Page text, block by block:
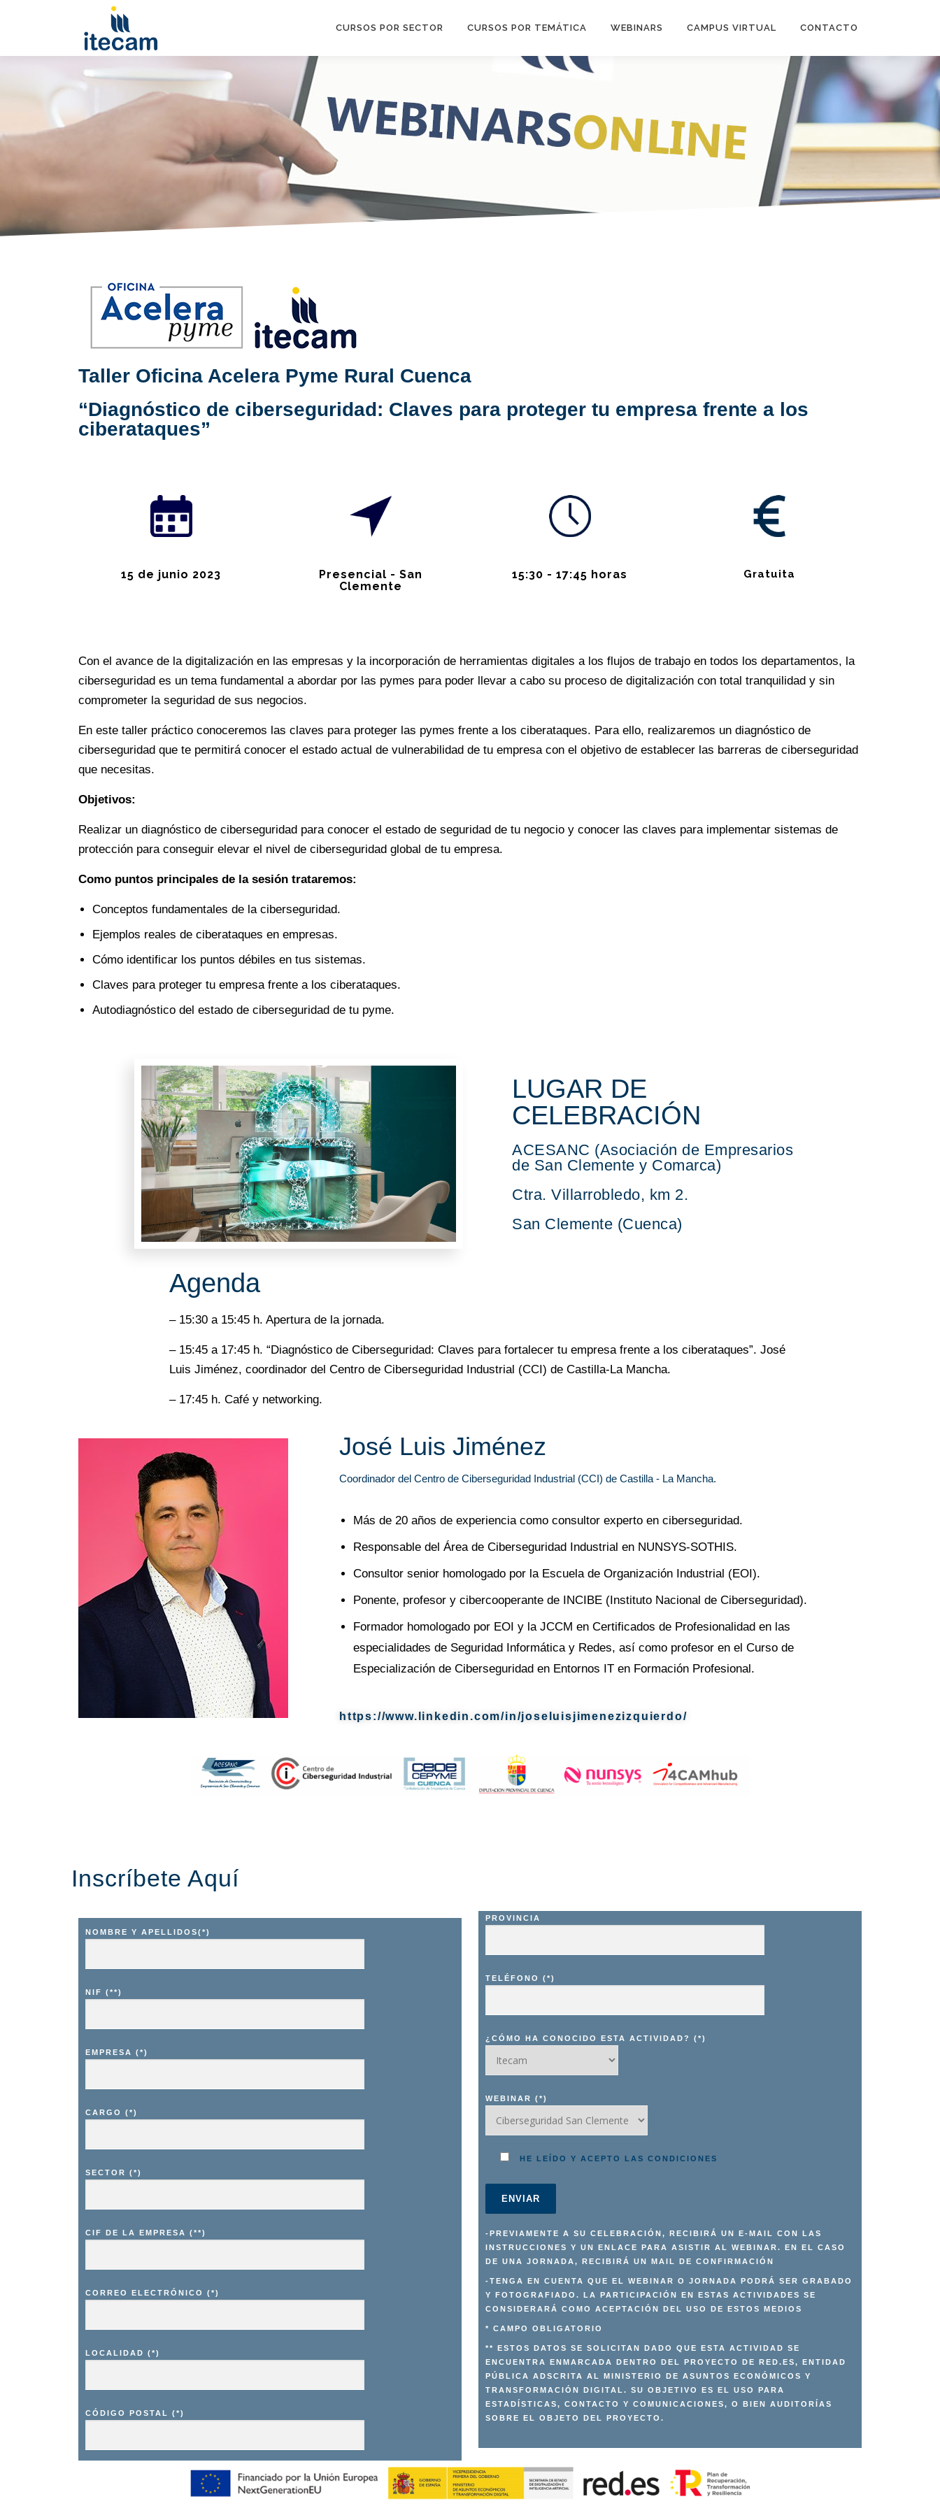
CURSOS POR SECTOR CURSOS POR TEMÁTICA WEBINARS CAMPUS VIRTUAL CONTACTO
Taller Oficina Acelera Pyme Rural Cuenca
“Diagnóstico de ciberseguridad: Claves para proteger tu empresa frente a los
ciberataques”
15 de junio 2023
Presencial - San
Clemente
15:30 - 17:45 horas Gratuita
Con el avance de la digitalización en las empresas y la incorporación de herramientas digitales a los flujos de trabajo en todos los departamentos, la
ciberseguridad es un tema fundamental a abordar por las pymes para poder llevar a cabo su proceso de digitalización con total tranquilidad y sin
comprometer la seguridad de sus negocios.
En este taller práctico conoceremos las claves para proteger las pymes frente a los ciberataques. Para ello, realizaremos un diagnóstico de
ciberseguridad que te permitirá conocer el estado actual de vulnerabilidad de tu empresa con el objetivo de establecer las barreras de ciberseguridad
que necesitas.
Objetivos:
Realizar un diagnóstico de ciberseguridad para conocer el estado de seguridad de tu negocio y conocer las claves para implementar sistemas de
protección para conseguir elevar el nivel de ciberseguridad global de tu empresa.
Como puntos principales de la sesión trataremos:
Conceptos fundamentales de la ciberseguridad.
Ejemplos reales de ciberataques en empresas.
Cómo identificar los puntos débiles en tus sistemas.
Claves para proteger tu empresa frente a los ciberataques.
Autodiagnóstico del estado de ciberseguridad de tu pyme.
LUGAR DE
CELEBRACIÓN
ACESANC (Asociación de Empresarios
de San Clemente y Comarca)
Ctra. Villarrobledo, km 2.
San Clemente (Cuenca)
Agenda
– 15:30 a 15:45 h. Apertura de la jornada.
– 15:45 a 17:45 h. “Diagnóstico de Ciberseguridad: Claves para fortalecer tu empresa frente a los ciberataques”. José
Luis Jiménez, coordinador del Centro de Ciberseguridad Industrial (CCI) de Castilla-La Mancha.
– 17:45 h. Café y networking.
José Luis Jiménez
Coordinador del Centro de Ciberseguridad Industrial (CCI) de Castilla - La Mancha.
Más de 20 años de experiencia como consultor experto en ciberseguridad.
Responsable del Área de Ciberseguridad Industrial en NUNSYS-SOTHIS.
Consultor senior homologado por la Escuela de Organización Industrial (EOI).
Ponente, profesor y cibercooperante de INCIBE (Instituto Nacional de Ciberseguridad).
Formador homologado por EOI y la JCCM en Certificados de Profesionalidad en las
especialidades de Seguridad Informática y Redes, así como profesor en el Curso de
Especialización de Ciberseguridad en Entornos IT en Formación Profesional.
https://www.linkedin.com/in/joseluisjimenezizquierdo/
Inscríbete Aquí
NOMBRE Y APELLIDOS(*)
NIF (**)
EMPRESA (*)
CARGO (*)
SECTOR (*)
CIF DE LA EMPRESA (**)
CORREO ELECTRÓNICO (*)
LOCALIDAD (*)
CÓDIGO POSTAL (*)
PROVINCIA
TELÉFONO (*)
¿CÓMO HA CONOCIDO ESTA ACTIVIDAD? (*)
WEBINAR (*)
HE LEÍDO Y ACEPTO LAS CONDICIONES
-PREVIAMENTE A SU CELEBRACIÓN, RECIBIRÁ UN E-MAIL CON LAS
INSTRUCCIONES Y UN ENLACE PARA ASISTIR AL WEBINAR. EN EL CASO
DE UNA JORNADA, RECIBIRÁ UN MAIL DE CONFIRMACIÓN
-TENGA EN CUENTA QUE EL WEBINAR O JORNADA PODRÁ SER GRABADO
Y FOTOGRAFIADO. LA PARTICIPACIÓN EN ESTAS ACTIVIDADES SE
CONSIDERARÁ COMO ACEPTACIÓN DEL USO DE ESTOS MEDIOS
* CAMPO OBLIGATORIO
** ESTOS DATOS SE SOLICITAN DADO QUE ESTA ACTIVIDAD SE
ENCUENTRA ENMARCADA DENTRO DEL PROYECTO DE RED.ES, ENTIDAD
PÚBLICA ADSCRITA AL MINISTERIO DE ASUNTOS ECONÓMICOS Y
TRANSFORMACIÓN DIGITAL. SU OBJETIVO ES EL USO PARA
ESTADÍSTICAS, CONTACTO Y COMUNICACIONES, O BIEN AUDITORÍAS
SOBRE EL OBJETO DEL PROYECTO.